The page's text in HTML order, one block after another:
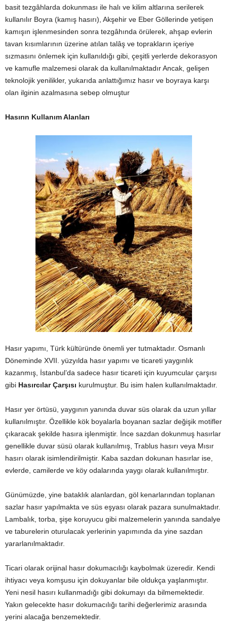
basit tezgâhlarda dokunması ile halı ve kilim altlarına serilerek
kullanılır Boyra (kamış hasırı), Akşehir ve Eber Göllerinde yetişen
kamışın işlenmesinden sonra tezgâhında örülerek, ahşap evlerin
tavan kısımlarının üzerine atılan talâş ve toprakların içeriye
sızmasını önlemek için kullanıldığı gibi, çeşitli yerlerde dekorasyon
ve kamufle malzemesi olarak da kullanılmaktadır Ancak, gelişen
teknolojik yenilikler, yukarıda anlattığımız hasır ve boyraya karşı
olan ilginin azalmasına sebep olmuştur
Hasırın Kullanım Alanları
Hasır yapımı, Türk kültüründe önemli yer tutmaktadır. Osmanlı
Döneminde XVII. yüzyılda hasır yapımı ve ticareti yaygınlık
kazanmış, İstanbul’da sadece hasır ticareti için kuyumcular çarşısı
gibi Hasırcılar Çarşısı kurulmuştur. Bu isim halen kullanılmaktadır.
Hasır yer örtüsü, yaygının yanında duvar süs olarak da uzun yıllar
kullanılmıştır. Özellikle kök boyalarla boyanan sazlar değişik motifler
çıkaracak şekilde hasıra işlenmiştir. İnce sazdan dokunmuş hasırlar
genellikle duvar süsü olarak kullanılmış, Trablus hasırı veya Mısır
hasırı olarak isimlendirilmiştir. Kaba sazdan dokunan hasırlar ise,
evlerde, camilerde ve köy odalarında yaygı olarak kullanılmıştır.
Günümüzde, yine bataklık alanlardan, göl kenarlarından toplanan
sazlar hasır yapılmakta ve süs eşyası olarak pazara sunulmaktadır.
Lambalık, torba, şişe koruyucu gibi malzemelerin yanında sandalye
ve taburelerin oturulacak yerlerinin yapımında da yine sazdan
yararlanılmaktadır.
Ticari olarak orijinal hasır dokumacılığı kaybolmak üzeredir. Kendi
ihtiyacı veya komşusu için dokuyanlar bile oldukça yaşlanmıştır.
Yeni nesil hasırı kullanmadığı gibi dokumayı da bilmemektedir.
Yakın gelecekte hasır dokumacılığı tarihi değerlerimiz arasında
yerini alacağa benzemektedir.